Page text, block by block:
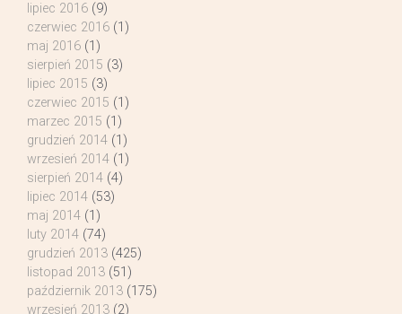
lipiec 2016 (9)
czerwiec 2016 (1)
maj 2016 (1)
sierpień 2015 (3)
lipiec 2015 (3)
czerwiec 2015 (1)
marzec 2015 (1)
grudzień 2014 (1)
wrzesień 2014 (1)
sierpień 2014 (4)
lipiec 2014 (53)
maj 2014 (1)
luty 2014 (74)
grudzień 2013 (425)
listopad 2013 (51)
październik 2013 (175)
wrzesień 2013 (2)